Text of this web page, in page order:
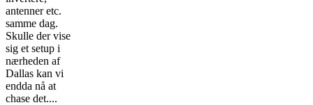
antenner etc.
samme dag.
Skulle der vise
sig et setup i
nærheden af
Dallas kan vi
endda nå at
chase det....